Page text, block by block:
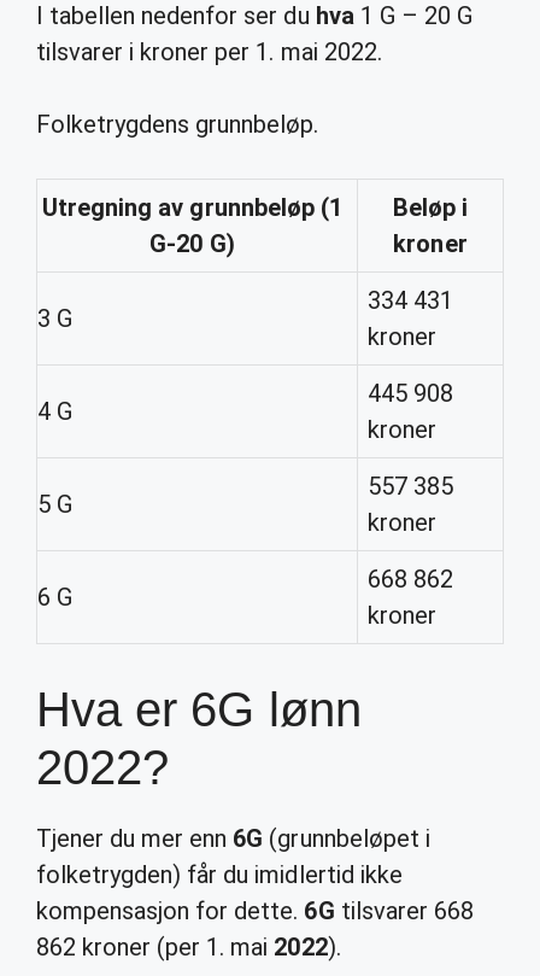
I tabellen nedenfor ser du hva1 G – 20 G
tilsvarer i kroner per 1. mai 2022.
Folketrygdens grunnbeløp.
Utregning av grunnbeløp (1
G-20 G)
Beløp i
kroner
3 G
334 431
kroner
4 G
445 908
kroner
5 G
557 385
kroner
6 G
668 862
kroner
Hva er 6G lønn
2022?
Tjener du mer enn 6G (grunnbeløpet i
folketrygden) får du imidlertid ikke
kompensasjon for dette. 6G tilsvarer 668
862 kroner (per 1. mai 2022).